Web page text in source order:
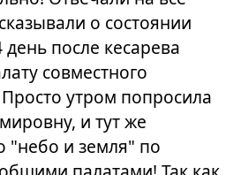
о состоянии
после кесарева
совместного
утром попросила
и тут же
"небо и земля" по